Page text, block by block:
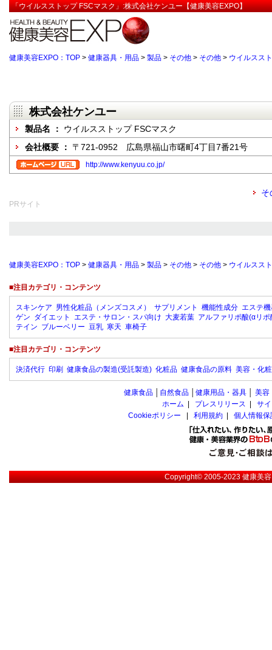
「ウイルスストップ FSCマスク」:株式会社ケンユー【健康美容EXPO】
健康美容EXPO：TOP > 健康器具・用品 > 製品 > その他 > その他 > ウイルスス
株式会社ケンユー
製品名 ： ウイルスストップ FSCマスク
会社概要 ： 〒721-0952 広島県福山市曙町4丁目7番21号
http://www.kenyuu.co.jp/
そ
PRサイト
健康美容EXPO：TOP > 健康器具・用品 > 製品 > その他 > その他 > ウイルスス
■注目カテゴリ・コンテンツ
スキンケア 男性化粧品（メンズコスメ） サプリメント 機能性成分 エステ
ゲン ダイエット エステ・サロン・スパ向け 大麦若葉 アルファリポ酸(αリポ
テイン ブルーベリー 豆乳 寒天 車椅子
■注目カテゴリ・コンテンツ
決済代行 印刷 健康食品の製造(受託製造) 化粧品 健康食品の原料 美容・化
健康食品 自然食品 健康用品・器具 美容
ホーム
プレスリリース
サ
Cookieポリシー
利用規約 個人情報
Copyright© 2005-2023健康美